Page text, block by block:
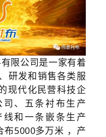
限公司是一家有着
研发和销售各类服
现代化民营科技企
、五条衬布生产
和一条嵌条生产
布5000多万米 ，产